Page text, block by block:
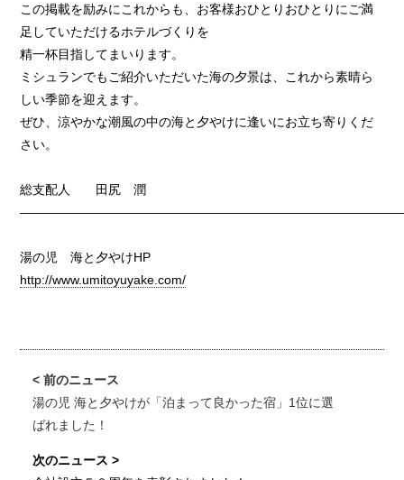
この掲載を励みにこれからも、お客様おひとりおひとりにご満
足していただけるホテルづくりを
精一杯目指してまいります。
ミシュランでもご紹介いただいた海の夕景は、これから素晴ら
しい季節を迎えます。
ぜひ、涼やかな潮風の中の海と夕やけに逢いにお立ち寄りくだ
さい。
総支配人 田尻 潤
湯の児 海と夕やけHP
http://www.umitoyuyake.com/
湯の児 海と夕やけが「泊まって良かった宿」1位に選
ばれました！